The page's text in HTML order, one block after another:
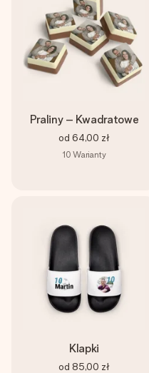
Praliny – Kwadratowe
od 64,00 zł
10 Warianty
Klapki
od 85,00 zł